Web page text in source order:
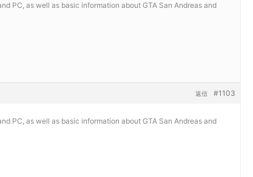
PC, as well as basic information about GTA San Andreas and
#1103
返信
PC, as well as basic information about GTA San Andreas and